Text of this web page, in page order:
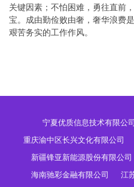
关键因素；不怕困难，勇往直前
宝。成由勤俭败由奢，奢华浪费
艰苦务实的工作作风。
宁夏优质信息技术有限公司
重庆渝中区长兴文化有限公司
新疆锋亚新能源股份有限公司
海南驰彩金融有限公司
江